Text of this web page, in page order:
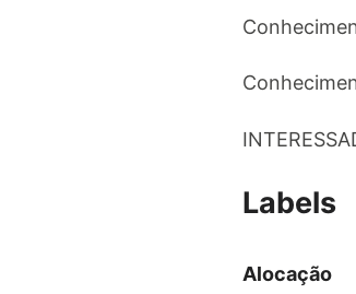
Labels
Alocação